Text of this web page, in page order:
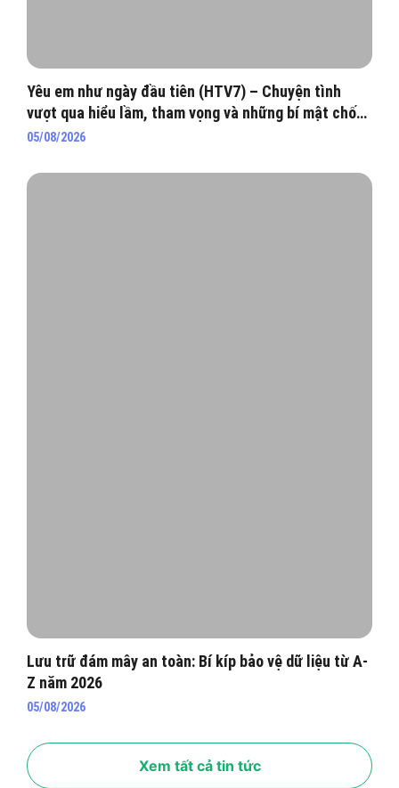
Yêu em như ngày đầu tiên (HTV7) – Chuyện tình
vượt qua hiểu lầm, tham vọng và những bí mật chốn
hào môn
05/08/2026
Lưu trữ đám mây an toàn: Bí kíp bảo vệ dữ liệu từ A-
Z năm 2026
05/08/2026
Xem tất cả tin tức